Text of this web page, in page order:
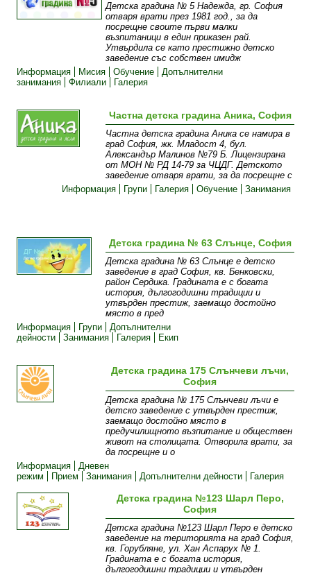
Детска градина № 5 Надежда, гр. София
отваря врати през 1981 год., за да
посрещне своите първи малки
възпитаници в един приказен рай.
Утвърдила се като престижно детско
заведение със собствен имидж
Информация
Мисия Обучение
Допълнителни
занимания
Филиали Галерия
Частна детска градина Аника, София
Частна детска градина Аника се намира в
град София, жк. Младост 4, бул.
Александър Малинов №79 Б. Лицензирана
от МОН № РД 14-79 за ЧЦДГ. Детското
заведение отваря врати, за да посрещне с
Информация
Групи Галерия Обучение Занимания
Детска градина № 63 Слънце, София
Детска градина № 63 Слънце е детско
заведение в град София, кв. Бенковски,
район Сердика. Градината е с богата
история, дългогодишни традиции и
утвърден престиж, заемащо достойно
място в пред
Информация
Групи
Допълнителни
дейности
Занимания Галерия Екип
Детска градина 175 Слънчеви лъчи,
София
Детска градина № 175 Слънчеви лъчи e
детско заведение с утвърден престиж,
заемащо достойно място в
предучилищното възпитание и обществен
живот на столицата. Отворила врати, за
да посрещне и о
Информация
Дневен
режим
Прием Занимания Допълнителни дейности Галерия
Детска градина №123 Шарл Перо,
София
Детска градина №123 Шарл Перо е детско
заведение на територията на град София,
кв. Горубляне, ул. Хан Аспарух № 1.
Градината е с богата история,
дългогодишни традиции и утвърден